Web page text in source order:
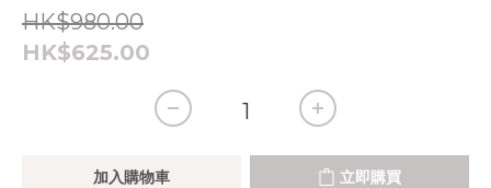
HK$980.00
HK$625.00
加入購物車 立即購買